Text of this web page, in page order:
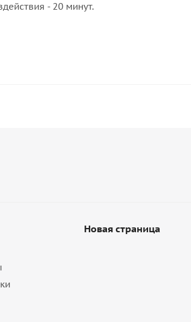
- 20 минут.
Новая страница